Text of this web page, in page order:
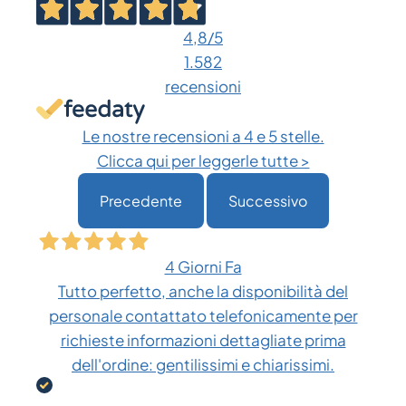
4,8/5
1.582
recensioni
Le nostre recensioni a 4 e 5 stelle.
Clicca qui per leggerle tutte >
Precedente Successivo
4 Giorni Fa
Tutto perfetto, anche la disponibilità del
personale contattato telefonicamente per
richieste informazioni dettagliate prima
dell'ordine: gentilissimi e chiarissimi.